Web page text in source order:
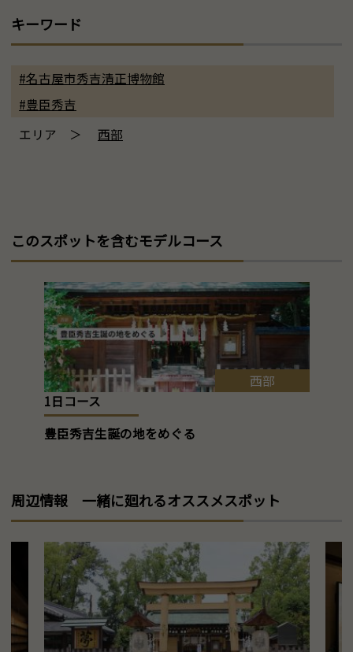
キーワード
#名古屋市秀吉清正博物館
#豊臣秀吉
エリア ＞ 西部
このスポットを含むモデルコース
西部
1日コース
豊臣秀吉生誕の地をめぐる
周辺情報 一緒に廻れるオススメスポット